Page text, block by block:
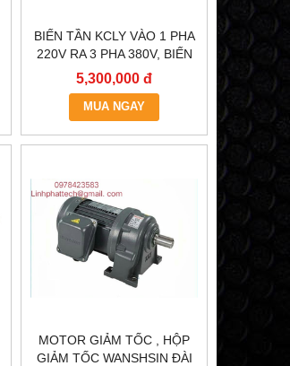
BIẾN TẦN KCLY VÀO 1 PHA
220V RA 3 PHA 380V, BIẾN
TẦN KCLY KOC600-
3R7GT3-B
5,300,000 đ
MUA NGAY
MOTOR GIẢM TỐC , HỘP
GIẢM TỐC WANSHSIN ĐÀI